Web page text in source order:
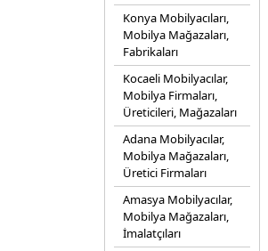
Konya Mobilyacıları,
Mobilya Mağazaları,
Fabrikaları
Kocaeli Mobilyacılar,
Mobilya Firmaları,
Üreticileri, Mağazaları
Adana Mobilyacılar,
Mobilya Mağazaları,
Üretici Firmaları
Amasya Mobilyacılar,
Mobilya Mağazaları,
İmalatçıları